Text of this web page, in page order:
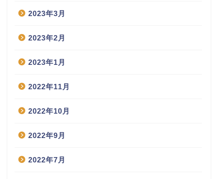
2023年3月
2023年2月
2023年1月
2022年11月
2022年10月
2022年9月
2022年7月